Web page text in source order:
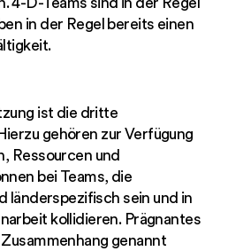
in der Regel bereits einen
ist die dritte
gehören zur Verfügung
Ressourcen und
bei Teams, die
länderspezifisch sein und in
kollidieren. Prägnantes
genannt